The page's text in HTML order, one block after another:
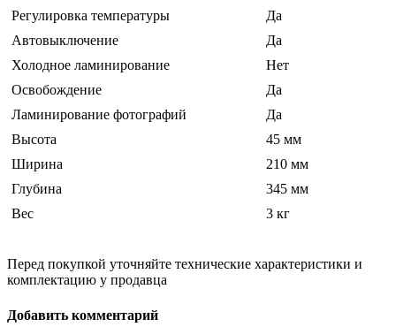
Регулировка температуры
Да
Автовыключение
Да
Холодное ламинирование
Нет
Освобождение
Да
Ламинирование фотографий
Да
Высота
45 мм
Ширина
210 мм
Глубина
345 мм
Вес
3 кг
Перед покупкой уточняйте технические характеристики и
комплектацию у продавца
Добавить комментарий